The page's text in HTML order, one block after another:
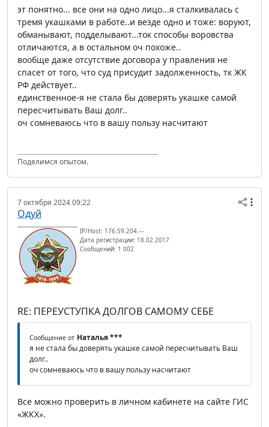
эт понятно... все они на одно лицо...я сталкивалась с
тремя укашками в работе..и везде одно и тоже: воруют,
обманывают, подделывают...ток способы воровства
отличаются, а в остальном оч похоже..
вообще даже отсутствие договора у правления не
спасет от того, что суд присудит задолженность, тк ЖК
РФ действует..
единственное-я не стала бы доверять укашке самой
пересчитывать Ваш долг..
оч сомневаюсь что в вашу пользу насчитают
Поделимся опытом.
7 октября 2024 09:22
Одуй
IP/Host: 176.59.204.---
Дата регистрации: 18.02.2017
Сообщений: 1 002
RE: ПЕРЕУСТУПКА ДОЛГОВ САМОМУ СЕБЕ
Сообщение от Наталья ***
я не стала бы доверять укашке самой пересчитывать Ваш
долг..
оч сомневаюсь что в вашу пользу насчитают
Все можно проверить в личном кабинете на сайте ГИС
«ЖКХ».